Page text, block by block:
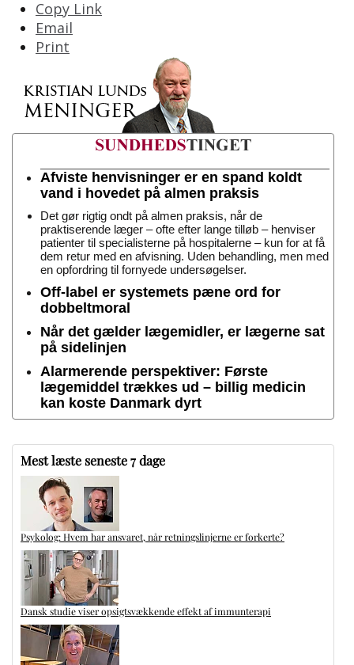
Copy Link
Email
Print
Afviste henvisninger er en spand koldt
vand i hovedet på almen praksis
Det gør rigtig ondt på almen praksis, når de
praktiserende læger – ofte efter lange tilløb – henviser
patienter til specialisterne på hospitalerne – kun for at få
dem retur med en afvisning. Uden behandling, men med
en opfordring til fornyede undersøgelser.
Off-label er systemets pæne ord for
dobbeltmoral
Når det gælder lægemidler, er lægerne sat
på sidelinjen
Alarmerende perspektiver: Første
lægemiddel trækkes ud – billig medicin
kan koste Danmark dyrt
Mest læste seneste 7 dage
Psykolog: Hvem har ansvaret, når retningslinjerne er forkerte?
Dansk studie viser opsigtsvækkende effekt af immunterapi